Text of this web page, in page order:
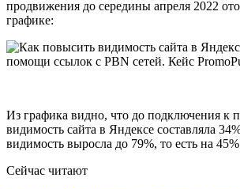
продвижения до середины апреля 2022
графике:
Из графика видно, что до подключения к
видимость сайта в Яндексе составляла
видимость выросла до 79%, то есть на
Сейчас читают